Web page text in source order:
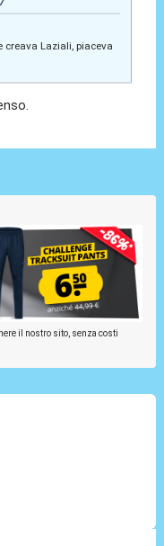
Laziali, piaceva
il nostro sito, senza costi